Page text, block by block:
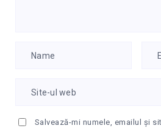
Salvează-mi numele, emailul și